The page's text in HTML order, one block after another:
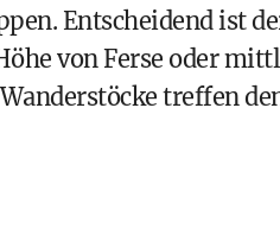
Entscheidend ist
von Ferse oder
treffen